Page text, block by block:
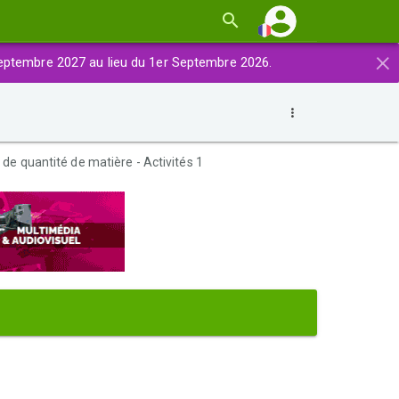
×
2027 au lieu du 1er Septembre 2026.
de quantité de matière - Activités 1